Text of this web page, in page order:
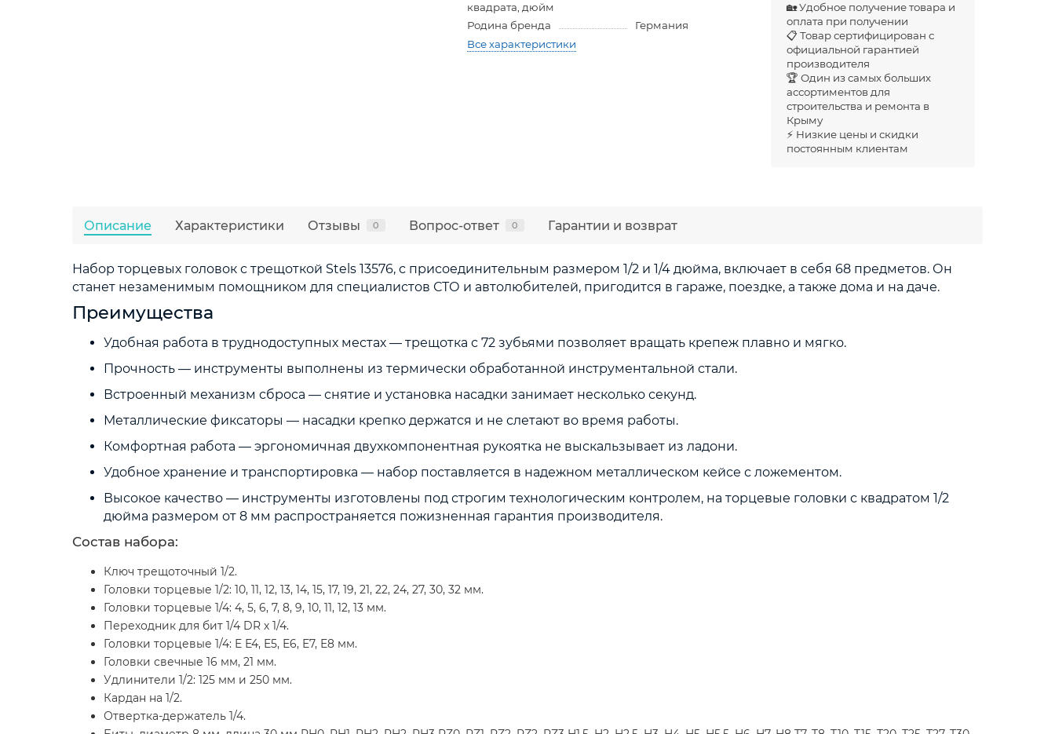
квадрата, дюйм
Родина бренда
Германия
Все характеристики
🏡 Удобное получение товара и
оплата при получении
📋 Товар сертифицирован с
официальной гарантией
производителя
🏆 Один из самых больших
ассортиментов для
строительства и ремонта в
Крыму
⚡ Низкие цены и скидки
постоянным клиентам
Описание Характеристики Отзывы 0 Вопрос-ответ 0 Гарантии и возврат
Набор торцевых головок с трещоткой Stels 13576, с присоединительным размером 1/2 и 1/4 дюйма, включает в себя 68 предметов. Он
станет незаменимым помощником для специалистов СТО и автолюбителей, пригодится в гараже, поездке, а также дома и на даче.
Преимущества
Удобная работа в труднодоступных местах — трещотка с 72 зубьями позволяет вращать крепеж плавно и мягко.
Прочность — инструменты выполнены из термически обработанной инструментальной стали.
Встроенный механизм сброса — снятие и установка насадки занимает несколько секунд.
Металлические фиксаторы — насадки крепко держатся и не слетают во время работы.
Комфортная работа — эргономичная двухкомпонентная рукоятка не выскальзывает из ладони.
Удобное хранение и транспортировка — набор поставляется в надежном металлическом кейсе с ложементом.
Высокое качество — инструменты изготовлены под строгим технологическим контролем, на торцевые головки с квадратом 1/2
дюйма размером от 8 мм распространяется пожизненная гарантия производителя.
Состав набора:
Ключ трещоточный 1/2.
Головки торцевые 1/2: 10, 11, 12, 13, 14, 15, 17, 19, 21, 22, 24, 27, 30, 32 мм.
Головки торцевые 1/4: 4, 5, 6, 7, 8, 9, 10, 11, 12, 13 мм.
Переходник для бит 1/4 DR х 1/4.
Головки торцевые 1/4: Е Е4, Е5, Е6, Е7, Е8 мм.
Головки свечные 16 мм, 21 мм.
Удлинители 1/2: 125 мм и 250 мм.
Кардан на 1/2.
Отвертка-держатель 1/4.